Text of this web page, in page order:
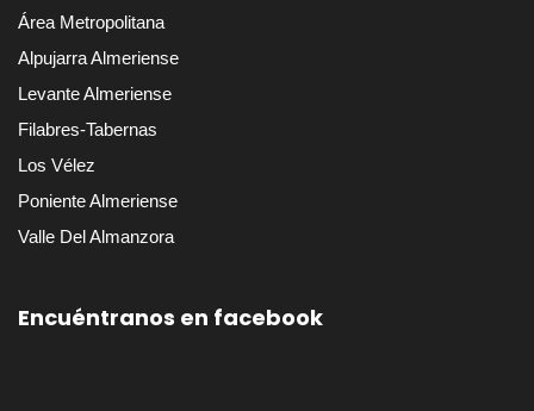
Área Metropolitana
Alpujarra Almeriense
Levante Almeriense
Filabres-Tabernas
Los Vélez
Poniente Almeriense
Valle Del Almanzora
Encuéntranos en facebook